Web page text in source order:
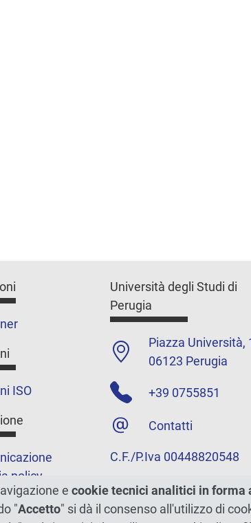
ISO
policy
e shop
Università degli Studi di
Perugia
Piazza Università,
06123 Perugia
+39 0755851
Contatti
C.F./P.Iva 00448820548
e cookie tecnici analitici in forma
"Accetto" si dà il consenso all'utilizzo di